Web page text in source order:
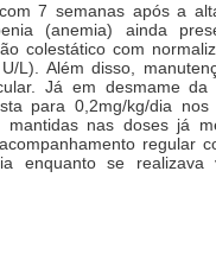
7 semanas após a
(anemia) ainda
colestático com
L). Além disso,
Já em desmame da
para 0,2mg/kg/dia
nas doses já
regular
enquanto se realizava